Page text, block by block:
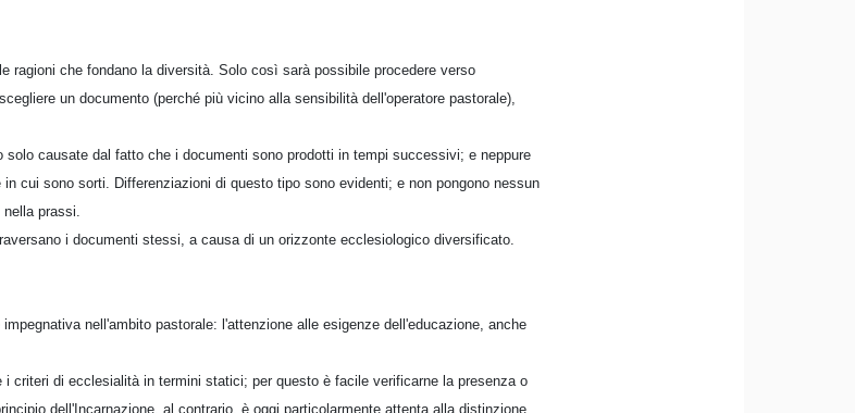
ragioni che fondano la diversità. Solo così sarà possibile procedere verso
un documento (perché più vicino alla sensibilità dell'operatore pastorale),
solo causate dal fatto che i documenti sono prodotti in tempi successivi; e neppure
cui sono sorti. Differenziazioni di questo tipo sono evidenti; e non pongono nessun
prassi.
i documenti stessi, a causa di un orizzonte ecclesiologico diversificato.
nell'ambito pastorale: l'attenzione alle esigenze dell'educazione, anche
criteri di ecclesialità in termini statici; per questo è facile verificarne la presenza o
dell'Incarnazione, al contrario, è oggi particolarmente attenta alla distinzione